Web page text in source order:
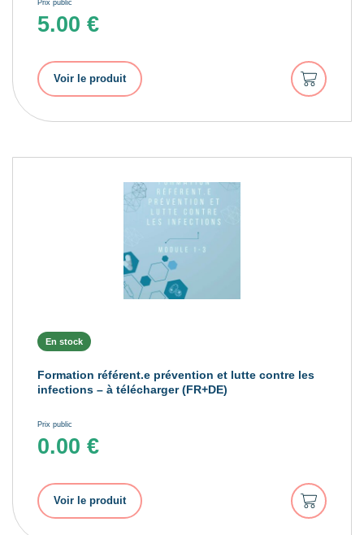
Prix public
5.00 €
Voir le produit
Ajouter
au
panier
En stock
Formation référent.e prévention et lutte contre les
infections – à télécharger (FR+DE)
Prix public
0.00 €
Voir le produit
Ajouter
au
panier